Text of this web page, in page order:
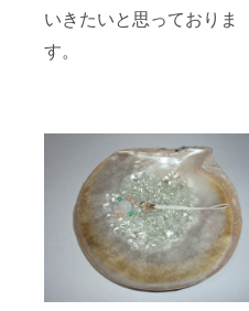
いきたいと思っておりま
す。